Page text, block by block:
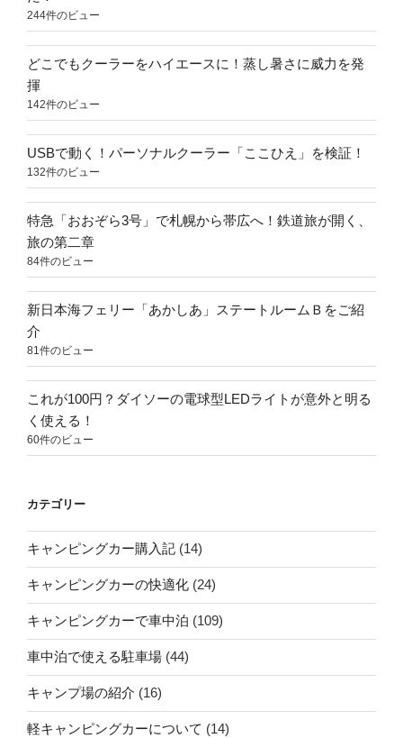
244件のビュー
どこでもクーラーをハイエースに！蒸し暑さに威力を発
揮
142件のビュー
USBで動く！パーソナルクーラー「ここひえ」を検証！
132件のビュー
特急「おおぞら3号」で札幌から帯広へ！鉄道旅が開く、
旅の第二章
84件のビュー
新日本海フェリー「あかしあ」ステートルームＢをご紹
介
81件のビュー
これが100円？ダイソーの電球型LEDライトが意外と明る
く使える！
60件のビュー
カテゴリー
キャンピングカー購入記 (14)
キャンピングカーの快適化 (24)
キャンピングカーで車中泊 (109)
車中泊で使える駐車場 (44)
キャンプ場の紹介 (16)
軽キャンピングカーについて (14)